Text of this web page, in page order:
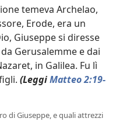
temeva Archelao,
Erode, era un
Giuseppe si diresse
Gerusalemme e dai
in Galilea. Fu lì
(LeggiMatteo 2:19-
di Giuseppe, e quali attrezzi